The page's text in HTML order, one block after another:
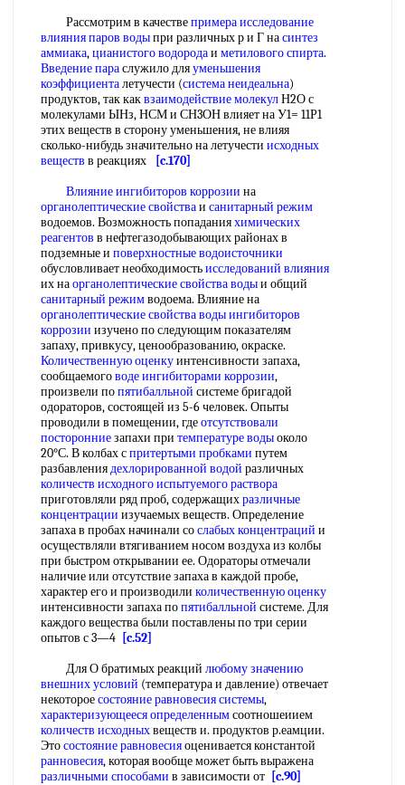
Рассмотрим в качествепримера исследование
влияния паров водыпри различных р и Г насинтез
аммиака,цианистого водородаи метилового спирта.
Введение параслужило дляуменьшения
коэффициенталетучести (система неидеальна)
продуктов, так каквзаимодействие молекулН2О с
молекулами ЫНз, НСМ и СН3ОН влияет на У1= 11Р1
этих веществ в сторону уменьшения, не влияя
сколько-нибудь значительно на летучести исходных
веществ в реакциях
[c.170]
Влияние ингибиторов коррозии на
органолептические свойстваи санитарный режим
водоемов. Возможность попаданияхимических
реагентов в нефтегазодобывающих районах в
подземные и поверхностные водоисточники
обусловливает необходимостьисследований влияния
их наорганолептические свойства водыи общий
санитарный режимводоема. Влияние на
органолептические свойства водыингибиторов
коррозии изучено по следующим показателям
запаху, привкусу, ценообразованию, окраске.
Количественную оценкуинтенсивности запаха,
сообщаемоговоде ингибиторами коррозии,
произвели попятибалльной системе бригадой
одораторов, состоящей из 5-6 человек. Опыты
проводили в помещении, гдеотсутствовали
посторонниезапахи при температуре водыоколо
20°С. В колбах спритертыми пробками путем
разбавлениядехлорированной водой различных
количеств исходногоиспытуемого раствора
приготовляли ряд проб, содержащихразличные
концентрации изучаемых веществ. Определение
запаха в пробах начинали сослабых концентраций и
осуществляли втягиванием носом воздуха из колбы
при быстром открывании ее. Одораторы отмечали
наличие или отсутствие запаха в каждой пробе,
характер его и производили количественную оценку
интенсивности запаха попятибалльной системе. Для
каждого вещества были поставлены по три серии
опытов с 3—4 [c.52]
Для О братимых реакций любому значению
внешних условий (температура и давление) отвечает
некотороесостояние равновесия системы,
характеризующееся определеннымсоотношеиием
количеств исходныхвеществ и. продуктов р.еамции.
Этосостояние равновесияоценивается константой
ранновесия, которая вообще может быть выражена
различными способами в зависимости от [c.90]